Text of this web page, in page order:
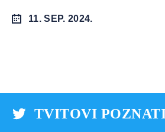
11. SEP. 2024.
TVITOVI